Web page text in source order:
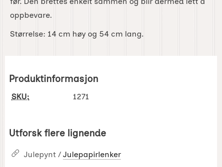
oppbevare.
Størrelse: 14 cm høy og 54 cm lang.
Produktinformasjon
SKU: 1271
Utforsk flere lignende
Julepynt / Julepapirlenker